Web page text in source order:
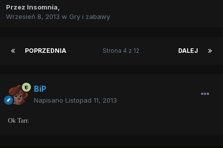
Przez Insomnia,
Wrzesień 8, 2013 w Gry i zabawy
POPRZEDNIA DALEJ
Strona 4 z 12
BiP
Napisano Listopad 11, 2013
Ok Tarr.